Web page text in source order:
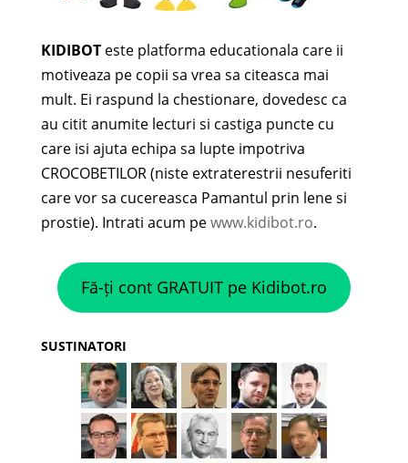
KIDIBOTeste platforma educationala care ii
motiveaza pe copii sa vrea sa citeasca mai
mult. Ei raspund la chestionare, dovedesc ca
au citit anumite lecturi si castiga puncte cu
care isi ajuta echipa sa lupte impotriva
CROCOBETILOR (niste extraterestrii nesuferiti
care vor sa cucereasca Pamantul prin lene si
prostie). Intrati acum pewww.kidibot.ro.
Fă-ți cont GRATUIT pe Kidibot.ro
SUSTINATORI